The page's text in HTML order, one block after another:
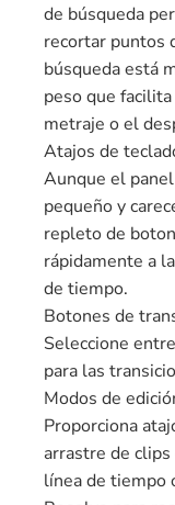
de búsqueda
recortar puntos
búsqueda está
peso que
metraje o el
Atajos de
Aunque el
pequeño y
repleto de
rápidamente a
de tiempo.
Botones de
Seleccione
para las
Modos de
Proporciona
arrastre de
línea de tiempo